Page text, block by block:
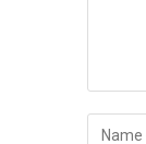
Gib